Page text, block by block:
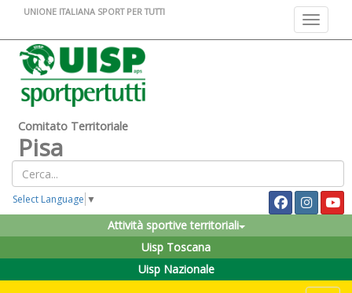
Toggle
UNIONE ITALIANA SPORT PER TUTTI
Comitato Territoriale
Pisa
Select Language ▼
Attività sportive territoriali
Uisp Toscana
Uisp Nazionale